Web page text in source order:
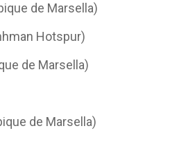
de Marsella)
Hotspur)
de Marsella)
de Marsella)